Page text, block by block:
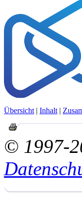
Übersicht| Inhalt|
© 1997-